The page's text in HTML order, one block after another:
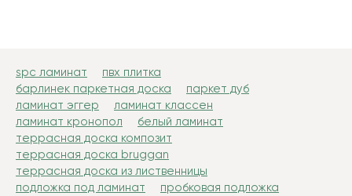
spc ламинат
пвх плитка
барлинек паркетная доска
паркет дуб
ламинат эггер
ламинат классен
ламинат кронопол
белый ламинат
террасная доска композит
террасная доска bruggan
террасная доска из лиственницы
подложка под ламинат
пробковая подложка